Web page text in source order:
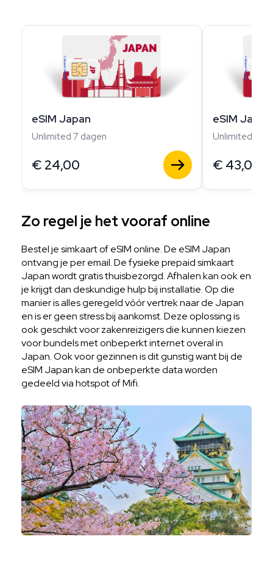
eSIM Japan
Unlimited 7 dagen
€ 24,00
eSIM Japan
Unlimited 14
€ 43,00
Zo regel je het vooraf online
Bestel je simkaart of eSIM online. De eSIM Japan
ontvang je per email. De fysieke prepaid simkaart
Japan wordt gratis thuisbezorgd. Afhalen kan ook en
je krijgt dan deskundige hulp bij installatie. Op die
manier is alles geregeld vóór vertrek naar de Japan
en is er geen stress bij aankomst. Deze oplossing is
ook geschikt voor zakenreizigers die kunnen kiezen
voor bundels met onbeperkt internet overal in
Japan. Ook voor gezinnen is dit gunstig want bij de
eSIM Japan kan de onbeperkte data worden
gedeeld via hotspot of Mifi.